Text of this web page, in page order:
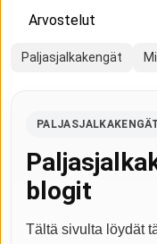
Arvostelut
Paljasjalkakengät
blogit
Tältä sivulta löydät